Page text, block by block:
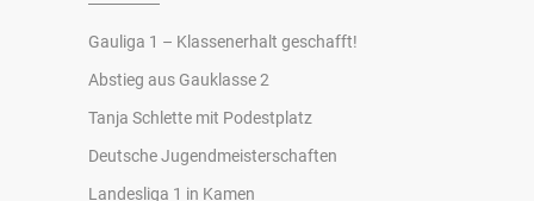
Gauliga 1 – Klassenerhalt geschafft!
Abstieg aus Gauklasse 2
Tanja Schlette mit Podestplatz
Deutsche Jugendmeisterschaften
Landesliga 1 in Kamen